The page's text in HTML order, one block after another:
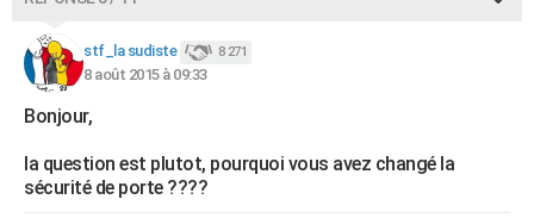
stf_la sudiste 8 271
8 août 2015 à 09:33
Bonjour,
la question est plutot, pourquoi vous avez changé la
sécurité de porte ????